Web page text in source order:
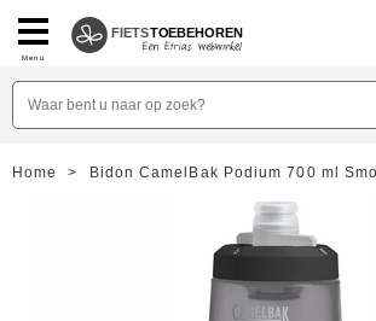
Menu
FIETSTOEBEHOREN
Home > Bidon CamelBak Podium 700 ml